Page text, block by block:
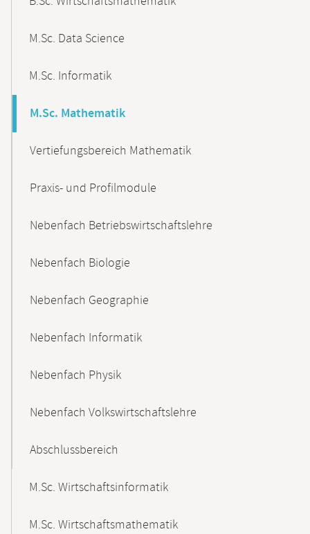
M.Sc. Data Science
M.Sc. Informatik
M.Sc. Mathematik
Vertiefungsbereich Mathematik
Praxis- und Profilmodule
Nebenfach Betriebswirtschaftslehre
Nebenfach Biologie
Nebenfach Geographie
Nebenfach Informatik
Nebenfach Physik
Nebenfach Volkswirtschaftslehre
Abschlussbereich
M.Sc. Wirtschaftsinformatik
M.Sc. Wirtschaftsmathematik